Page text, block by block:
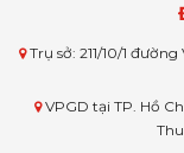
Trụ sở: 211/10/1
VPGD tại TP. Hồ